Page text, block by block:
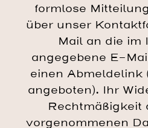
formlose
über unser
Mail an die im
angegebene E-
einen Abmeldelink
angeboten). Ihr
Rechtmäßigkeit
vorgenommenen